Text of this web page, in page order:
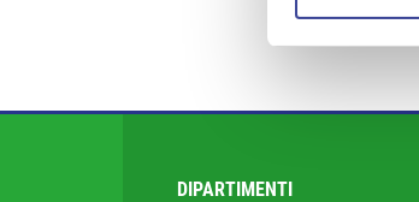
DIPARTIMENTI